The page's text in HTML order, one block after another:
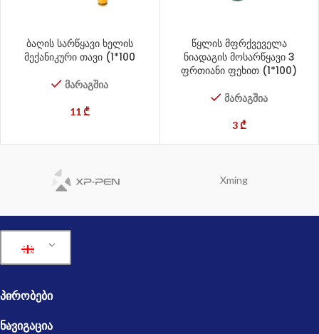
ბაღის სარწყავი ხელის
მექანიკური თავი (1*100
მარაგშია
11₾
წყლის მფრქვეველა
ნიადაგის მოსარწყავი 3
ფრთიანი ფეხით (1*100)
მარაგშია
3₾
Xming
ᲞᲘᲠᲝᲑᲔᲑᲘ
ᲜᲐᲕᲘᲒᲐᲪᲘᲐ